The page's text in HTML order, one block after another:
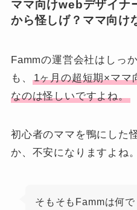
ママ向けwebデザイナ
から怪しげ？ママ向け
Fammの運営会社はしっ
も、
1ヶ月の超短期×ママ
なのは怪しいですよね。
初心者のママを鴨にした
か、不安になりますよね。
そもそもFammは何